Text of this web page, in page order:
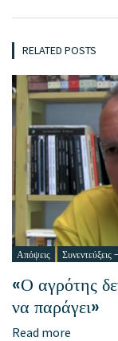
RELATED POSTS
Απόψεις
«Ο αγρότης
να παράγει»
Read more